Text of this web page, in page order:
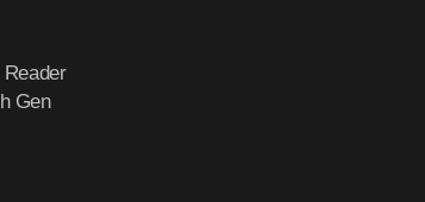
Gen